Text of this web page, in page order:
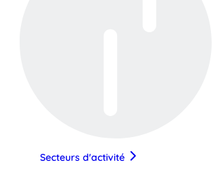
Secteurs d'activité